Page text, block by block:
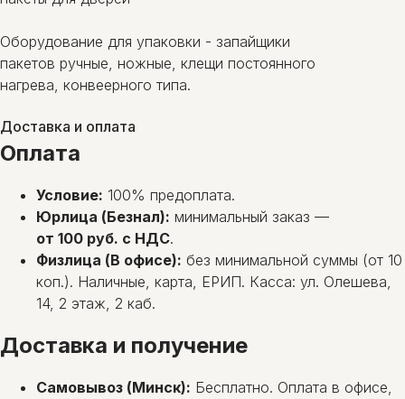
Оборудование для упаковки - запайщики
пакетов ручные, ножные, клещи постоянного
нагрева, конвеерного типа.
Доставка и оплата
Оплата
Условие: 100% предоплата.
Юрлица (Безнал): минимальный заказ —
от 100 руб. с НДС.
Физлица (В офисе): без минимальной суммы (от 10
коп.). Наличные, карта, ЕРИП. Касса: ул. Олешева,
14, 2 этаж, 2 каб.
Доставка и получение
Самовывоз (Минск): Бесплатно. Оплата в офисе,